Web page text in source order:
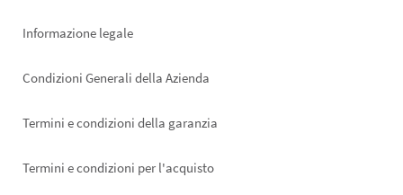
Informazione legale
Condizioni Generali della Azienda
Termini e condizioni della garanzia
Termini e condizioni per l'acquisto